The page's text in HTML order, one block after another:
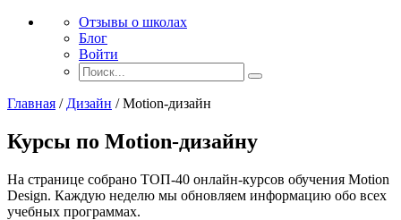
Отзывы о школах
Блог
Войти
Главная / Дизайн /Motion-дизайн
Курсы по Motion-дизайну
На странице собрано ТОП-40 онлайн-курсов обучения Motion
Design. Каждую неделю мы обновляем информацию обо всех
учебных программах.